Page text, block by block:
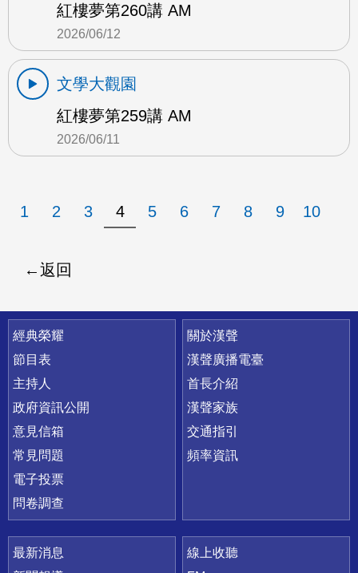
紅樓夢第260講 AM
2026/06/12
文學大觀園
紅樓夢第259講 AM
2026/06/11
1 2 3 4 5 6 7 8 9 10
返回
快速連結
經典榮耀
節目表
主持人
政府資訊公開
意見信箱
常見問題
電子投票
問卷調查
關於漢聲
漢聲廣播電臺
首長介紹
漢聲家族
交通指引
頻率資訊
最新消息
線上收聽